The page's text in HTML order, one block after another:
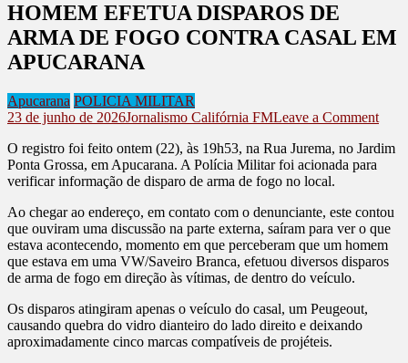
HOMEM EFETUA DISPAROS DE
ARMA DE FOGO CONTRA CASAL EM
APUCARANA
Apucarana POLICIA MILITAR
23 de junho de 2026Jornalismo Califórnia FMLeave a Commenton
DE
O registro foi feito ontem (22), às 19h53, na Rua Jurema, no Jardim
Ponta Grossa, em Apucarana. A Polícia Militar foi acionada para
verificar informação de disparo de arma de fogo no local.
Ao chegar ao endereço, em contato com o denunciante, este contou
que ouviram uma discussão na parte externa, saíram para ver o que
estava acontecendo, momento em que perceberam que um homem
que estava em uma VW/Saveiro Branca, efetuou diversos disparos
de arma de fogo em direção às vítimas, de dentro do veículo.
Os disparos atingiram apenas o veículo do casal, um Peugeout,
causando quebra do vidro dianteiro do lado direito e deixando
aproximadamente cinco marcas compatíveis de projéteis.